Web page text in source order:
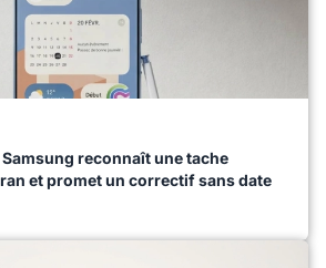
reconnaît une tache
et promet un correctif sans date